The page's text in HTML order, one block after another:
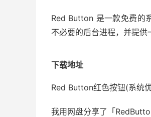
Red Button 是一款免费的
不必要的后台进程，并提供
下载地址
Red Button红色按钮(系统
我用网盘分享了「